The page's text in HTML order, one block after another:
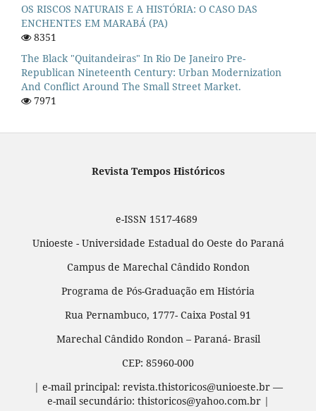
OS RISCOS NATURAIS E A HISTÓRIA: O CASO DAS
ENCHENTES EM MARABÁ (PA)
8351
The Black "quitandeiras" In Rio De Janeiro Pre-
Republican Nineteenth Century: Urban Modernization
And Conflict Around The Small Street Market.
7971
Revista Tempos Históricos
e-ISSN 1517-4689
Unioeste - Universidade Estadual do Oeste do Paraná
Campus de Marechal Cândido Rondon
Programa de Pós-Graduação em História
Rua Pernambuco, 1777- Caixa Postal 91
Marechal Cândido Rondon – Paraná- Brasil
CEP: 85960-000
| e-mail principal: revista.thistoricos@unioeste.br —
e-mail secundário: thistoricos@yahoo.com.br |